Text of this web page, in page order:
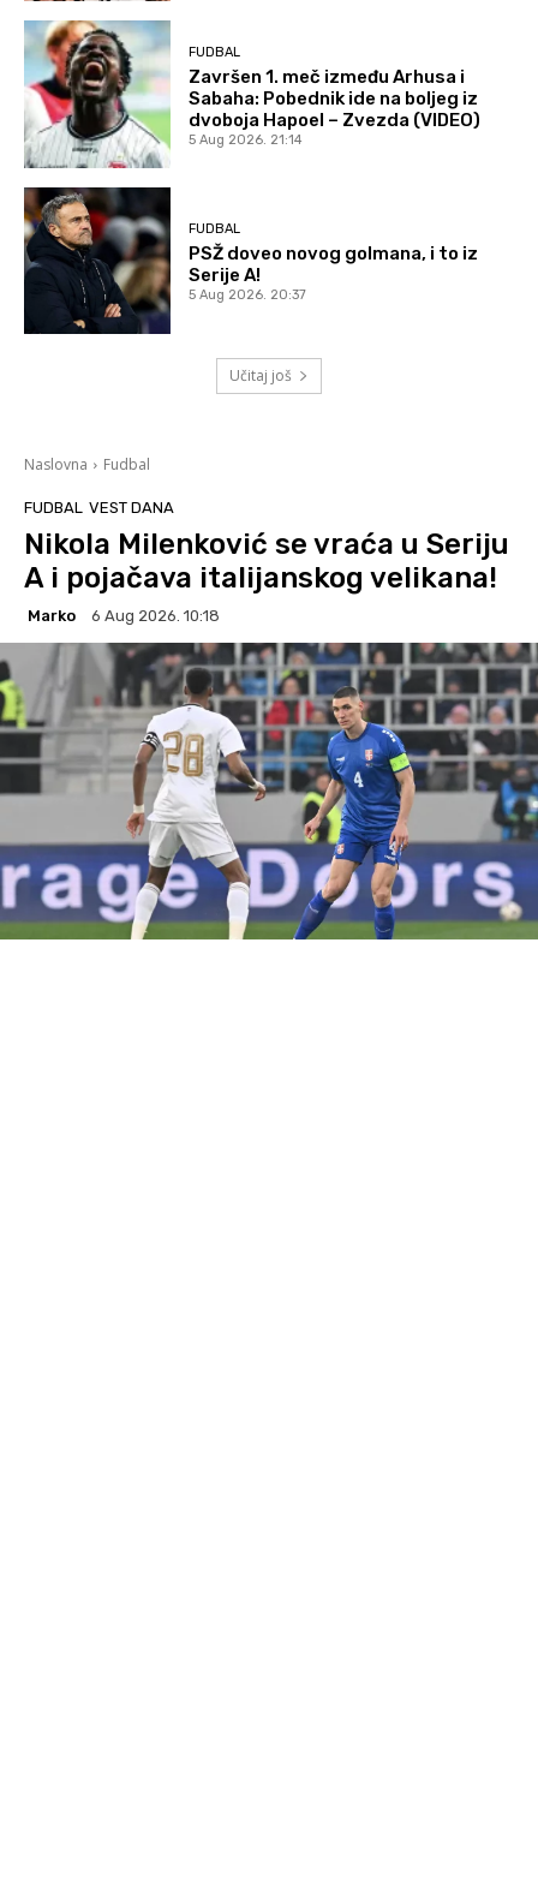
FUDBAL
Završen 1. meč između Arhusa i
Sabaha: Pobednik ide na boljeg iz
dvoboja Hapoel – Zvezda (VIDEO)
5 Aug 2026. 21:14
FUDBAL
PSŽ doveo novog golmana, i to iz
Serije A!
5 Aug 2026. 20:37
Učitaj još